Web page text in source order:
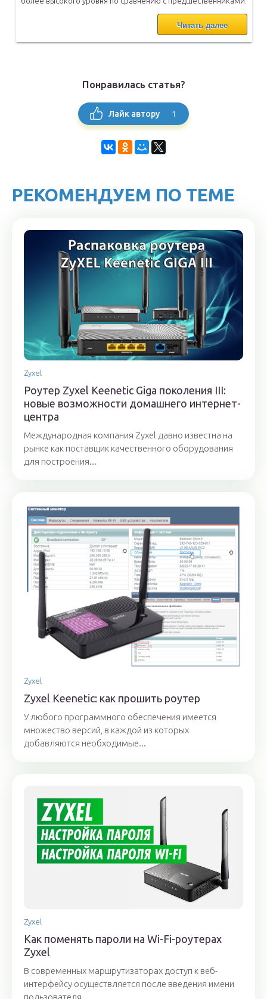
Читать далее
Понравилась статья?
Лайк автору 1
РЕКОМЕНДУЕМ ПО ТЕМЕ
Zyxel
Роутер Zyxel Keenetic Giga поколения III:
новые возможности домашнего интернет-
центра
Международная компания Zyxel давно известна на
рынке как поставщик качественного оборудования
для построения...
Zyxel
Zyxel Keenetic: как прошить роутер
У любого программного обеспечения имеется
множество версий, в каждой из которых
добавляются необходимые...
Zyxel
Как поменять пароли на Wi-Fi-роутерах
Zyxel
В современных маршрутизаторах доступ к веб-
интерфейсу осуществляется после введения имени
пользователя...